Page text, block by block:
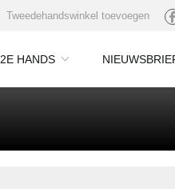
Tweedehandswinkel toevoegen
2E HANDS